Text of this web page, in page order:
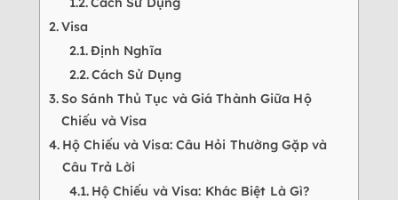
Visa
Định Nghĩa
Cách Sử Dụng
So Sánh Thủ Tục và Giá Thành Giữa Hộ
Chiếu và Visa
Hộ Chiếu và Visa: Câu Hỏi Thường Gặp và
Câu Trả Lời
Hộ Chiếu và Visa: Khác Biệt Là Gì?